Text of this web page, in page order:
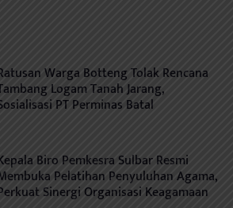
Warga Botteng Tolak Rencana
Logam Tanah Jarang,
PT Perminas Batal
Biro Pemkesra Sulbar Resmi
Pelatihan Penyuluhan Agama,
Sinergi Organisasi Keagamaan